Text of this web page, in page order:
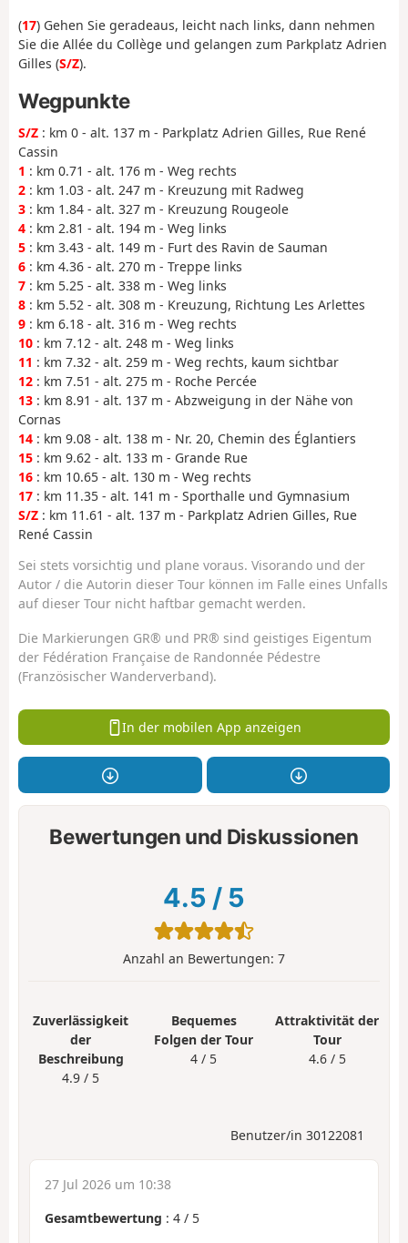
(17) Gehen Sie geradeaus, leicht nach links, dann nehmen
Sie die Allée du Collège und gelangen zum Parkplatz Adrien
Gilles (S/Z).
Wegpunkte
S/Z : km 0 - alt. 137 m - Parkplatz Adrien Gilles, Rue René
Cassin
1 : km 0.71 - alt. 176 m - Weg rechts
2 : km 1.03 - alt. 247 m - Kreuzung mit Radweg
3 : km 1.84 - alt. 327 m - Kreuzung Rougeole
4 : km 2.81 - alt. 194 m - Weg links
5 : km 3.43 - alt. 149 m - Furt des Ravin de Sauman
6 : km 4.36 - alt. 270 m - Treppe links
7 : km 5.25 - alt. 338 m - Weg links
8 : km 5.52 - alt. 308 m - Kreuzung, Richtung Les Arlettes
9 : km 6.18 - alt. 316 m - Weg rechts
10 : km 7.12 - alt. 248 m - Weg links
11 : km 7.32 - alt. 259 m - Weg rechts, kaum sichtbar
12 : km 7.51 - alt. 275 m - Roche Percée
13 : km 8.91 - alt. 137 m - Abzweigung in der Nähe von
Cornas
14 : km 9.08 - alt. 138 m - Nr. 20, Chemin des Églantiers
15 : km 9.62 - alt. 133 m - Grande Rue
16 : km 10.65 - alt. 130 m - Weg rechts
17 : km 11.35 - alt. 141 m - Sporthalle und Gymnasium
S/Z : km 11.61 - alt. 137 m - Parkplatz Adrien Gilles, Rue
René Cassin
Sei stets vorsichtig und plane voraus. Visorando und der
Autor / die Autorin dieser Tour können im Falle eines Unfalls
auf dieser Tour nicht haftbar gemacht werden.
Die Markierungen GR® und PR® sind geistiges Eigentum
der Fédération Française de Randonnée Pédestre
(Französischer Wanderverband).
In der mobilen App anzeigen
Bewertungen und Diskussionen
4.5 / 5
Anzahl an Bewertungen: 7
Zuverlässigkeit
der
Beschreibung
4.9 / 5
Bequemes
Folgen der Tour
4 / 5
Attraktivität der
Tour
4.6 / 5
Benutzer/in 30122081
27 Jul 2026 um 10:38
Gesamtbewertung : 4 / 5